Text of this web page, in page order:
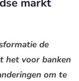
de
het voor banken
om te